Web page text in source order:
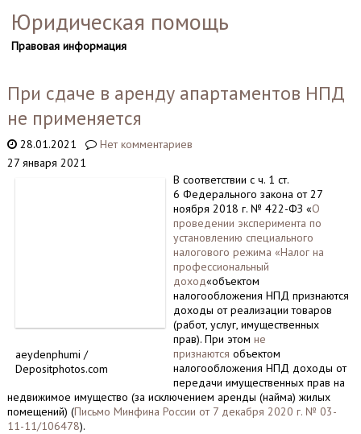
Юридическая помощь
Правовая информация
При сдаче в аренду апартаментов НПД
не применяется
28.01.2021
Нет комментариев
27 января 2021
aeydenphumi /
Depositphotos.com
В соответствии с ч. 1 ст.
6 Федерального закона от 27
ноября 2018 г. № 422-ФЗ «О
проведении эксперимента по
установлению специального
налогового режима «Налог на
профессиональный
доход«объектом
налогообложения НПД признаются
доходы от реализации товаров
(работ, услуг, имущественных
прав). При этом не
признаются объектом
налогообложения НПД доходы от
передачи имущественных прав на
недвижимое имущество (за исключением аренды (найма) жилых
помещений) (Письмо Минфина России от 7 декабря 2020 г. № 03-
11-11/106478).